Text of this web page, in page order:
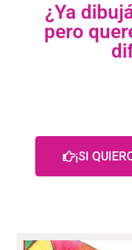
¿Ya
pero
¡SI